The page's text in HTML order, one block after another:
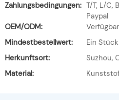
Zahlungsbedingungen: T/T, L/C,
Paypal
OEM/ODM:
Verfügbar
Mindestbestellwert:
Ein Stück
Herkunftsort:
Suzhou,
Material: